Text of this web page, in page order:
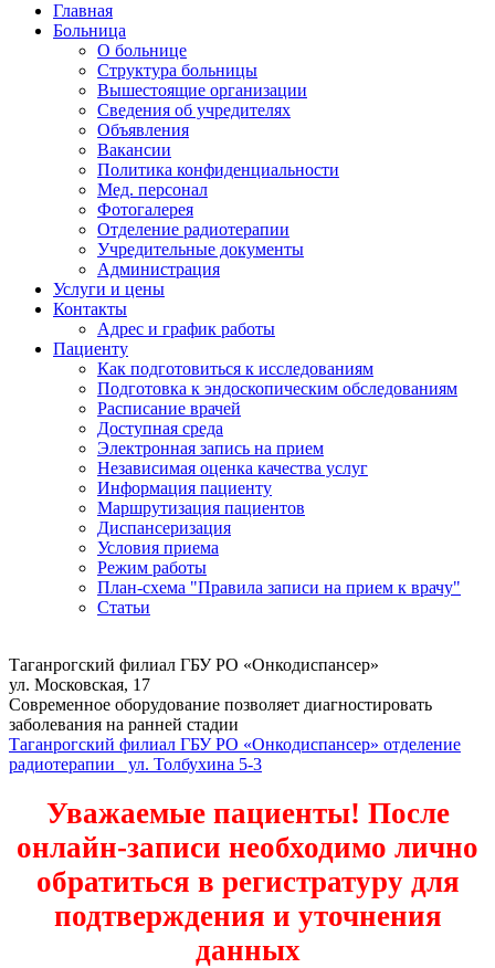
Главная
Больница
О больнице
Структура больницы
Вышестоящие организации
Сведения об учредителях
Объявления
Вакансии
Политика конфиденциальности
Мед. персонал
Фотогалерея
Отделение радиотерапии
Учредительные документы
Администрация
Услуги и цены
Контакты
Адрес и график работы
Пациенту
Как подготовиться к исследованиям
Подготовка к эндоскопическим обследованиям
Расписание врачей
Доступная среда
Электронная запись на прием
Независимая оценка качества услуг
Информация пациенту
Маршрутизация пациентов
Диспансеризация
Условия приема
Режим работы
План-схема "Правила записи на прием к врачу"
Статьи
Таганрогский филиал ГБУ РО «Онкодиспансер»
ул. Московская, 17
Современное оборудование позволяет диагностировать
заболевания на ранней стадии
Таганрогский филиал ГБУ РО «Онкодиспансер» отделение
радиотерапии ул. Толбухина 5-3
Уважаемые пациенты! После
онлайн-записи необходимо лично
обратиться в регистратуру для
подтверждения и уточнения
данных